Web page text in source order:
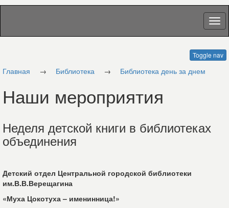
Toggle nav
Главная → Библиотека → Библиотека день за днем
Наши мероприятия
Неделя детской книги в библиотеках
объединения
Детский отдел Центральной городской библиотеки
им.В.В.Верещагина
«Муха Цокотуха – именинница!»